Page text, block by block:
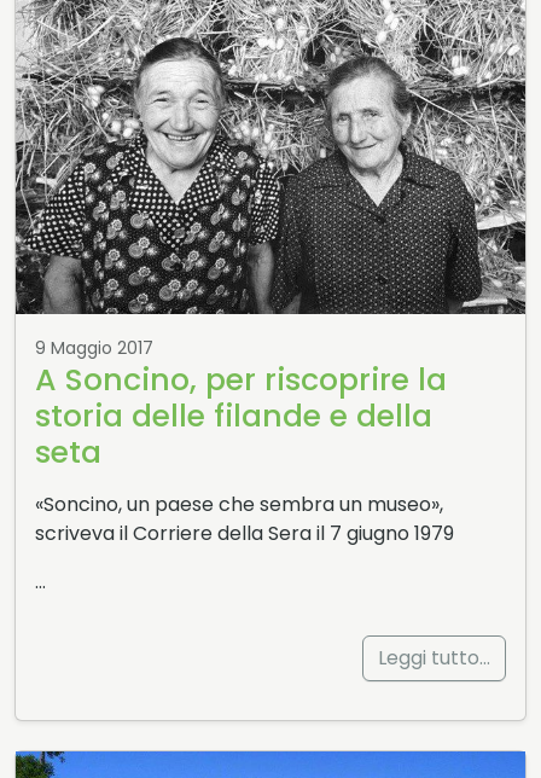
9 Maggio 2017
A Soncino, per riscoprire la
storia delle filande e della
seta
«Soncino, un paese che sembra un museo»,
scriveva il Corriere della Sera il 7 giugno 1979
…
Leggi tutto…